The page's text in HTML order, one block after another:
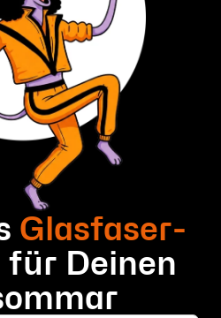
Glasfaser-
für Deinen